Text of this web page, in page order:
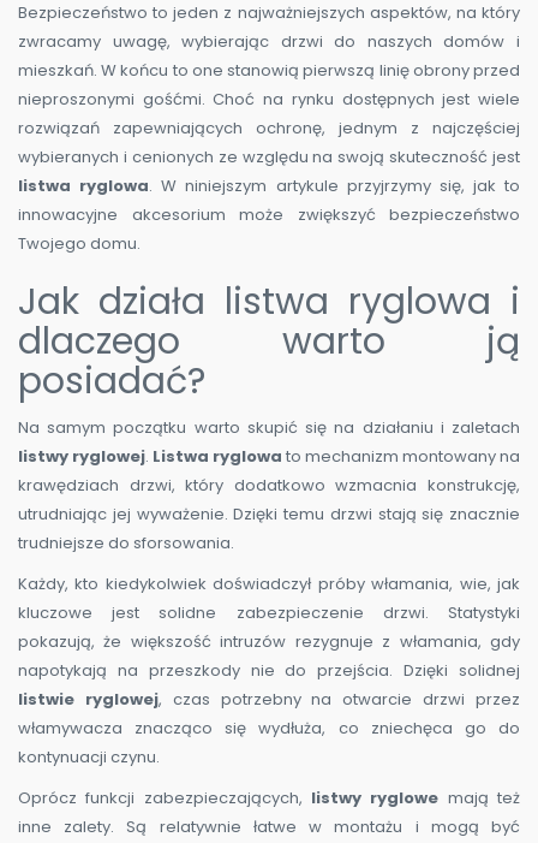
Bezpieczeństwo to jeden z najważniejszych aspektów, na który
zwracamy uwagę, wybierając drzwi do naszych domów i
mieszkań. W końcu to one stanowią pierwszą linię obrony przed
nieproszonymi gośćmi. Choć na rynku dostępnych jest wiele
rozwiązań zapewniających ochronę, jednym z najczęściej
wybieranych i cenionych ze względu na swoją skuteczność jest
listwa ryglowa. W niniejszym artykule przyjrzymy się, jak to
innowacyjne akcesorium może zwiększyć bezpieczeństwo
Twojego domu.
Jak działa listwa ryglowa i
dlaczego warto ją
posiadać?
Na samym początku warto skupić się na działaniu i zaletach
listwy ryglowej. Listwa ryglowa to mechanizm montowany na
krawędziach drzwi, który dodatkowo wzmacnia konstrukcję,
utrudniając jej wyważenie. Dzięki temu drzwi stają się znacznie
trudniejsze do sforsowania.
Każdy, kto kiedykolwiek doświadczył próby włamania, wie, jak
kluczowe jest solidne zabezpieczenie drzwi. Statystyki
pokazują, że większość intruzów rezygnuje z włamania, gdy
napotykają na przeszkody nie do przejścia. Dzięki solidnej
listwie ryglowej, czas potrzebny na otwarcie drzwi przez
włamywacza znacząco się wydłuża, co zniechęca go do
kontynuacji czynu.
Oprócz funkcji zabezpieczających, listwy ryglowe mają też
inne zalety. Są relatywnie łatwe w montażu i mogą być